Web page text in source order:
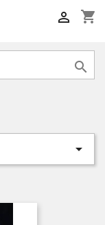
shopping_cart


